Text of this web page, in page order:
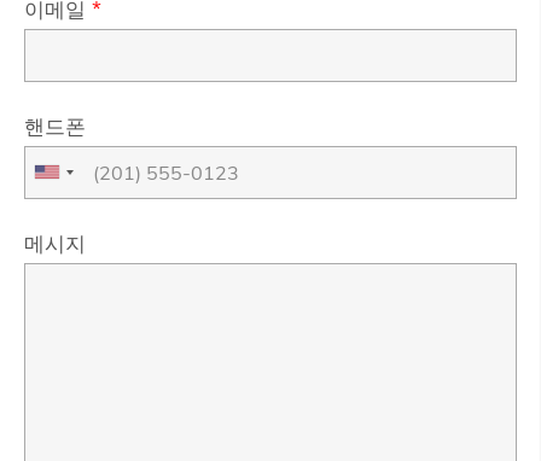
이메일 *
핸드폰
메시지